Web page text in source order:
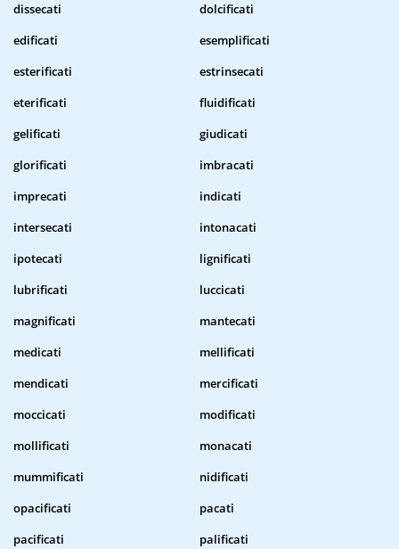
dissecati
dolcificati
edificati
esemplificati
esterificati
estrinsecati
eterificati
fluidificati
gelificati
giudicati
glorificati
imbracati
imprecati
indicati
intersecati
intonacati
ipotecati
lignificati
lubrificati
luccicati
magnificati
mantecati
medicati
mellificati
mendicati
mercificati
moccicati
modificati
mollificati
monacati
mummificati
nidificati
opacificati
pacati
pacificati
palificati